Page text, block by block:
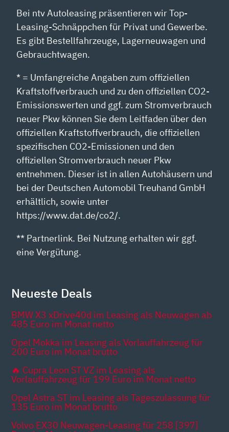
Bei ntv Autoleasing präsentieren wir Top-
Leasing-Schnäppchen für Privat und Gewerbe.
Es gibt Bestellfahrzeuge, Lagerneuwagen und
Gebrauchtwagen.
* = Umfangreiche Angaben zum offiziellen
Kraftstoffverbrauch und zu den offiziellen CO2-
Emissionswerten und ggf. zum Stromverbrauch
neuer Pkw können Sie dem Leitfaden über den
offiziellen Kraftstoffverbrauch, die offiziellen
spezifischen CO2-Emissionen und den
offiziellen Stromverbrauch neuer Pkw
entnehmen. Dieser ist in allen Autohäusern und
bei der Deutschen Automobil Treuhand GmbH
erhältlich, sowie unter
https://www.dat.de/co2/.
** Partnerlink. Bei Nutzung erhalten wir ggf.
eine Vergütung.
Neueste Deals
BMW X3 xDrive40d im Leasing als Neuwagen ab
485 Euro im Monat netto
Opel Mokka im Leasing als Vorlauffahrzeug für
200 Euro im Monat brutto
🔥 Cupra Leon ST VZ im Leasing als
Vorlauffahrzeug für 199 Euro im Monat netto
Opel Astra ST im Leasing als Tageszulassung für
135 Euro im Monat brutto
Volvo EX30 Neuwagen-Leasing für 258 [397]